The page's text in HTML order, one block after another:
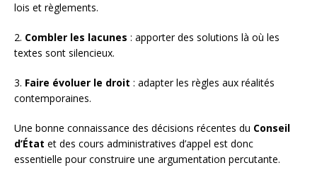
lois et règlements.
2. Combler les lacunes : apporter des solutions là où les
textes sont silencieux.
3. Faire évoluer le droit : adapter les règles aux réalités
contemporaines.
Une bonne connaissance des décisions récentes du Conseil
d’État et des cours administratives d’appel est donc
essentielle pour construire une argumentation percutante.